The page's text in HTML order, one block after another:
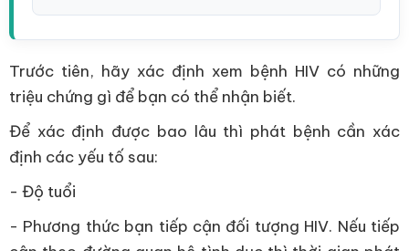
Trước tiên, hãy xác định xem bệnh HIV có những
triệu chứng gì để bạn có thể nhận biết.
Để xác định được bao lâu thì phát bệnh cần xác
định các yếu tố sau:
- Độ tuổi
- Phương thức bạn tiếp cận đối tượng HIV. Nếu tiếp